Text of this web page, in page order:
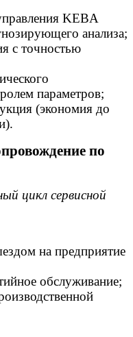
KEBA
анализа;
с точностью
параметров;
(экономия до
по
цикл сервисной
на предприятие
обслуживание;